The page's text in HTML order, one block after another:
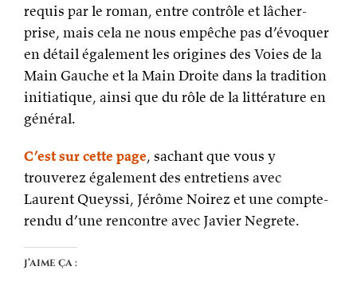
requis par le roman, entre contrôle et lâcher-
prise, mais cela ne nous empêche pas d’évoquer
en détail également les origines des Voies de la
Main Gauche et la Main Droite dans la tradition
initiatique, ainsi que du rôle de la littérature en
général.
C’est sur cette page, sachant que vous y
trouverez également des entretiens avec
Laurent Queyssi, Jérôme Noirez et une compte-
rendu d’une rencontre avec Javier Negrete.
J’aime ça :